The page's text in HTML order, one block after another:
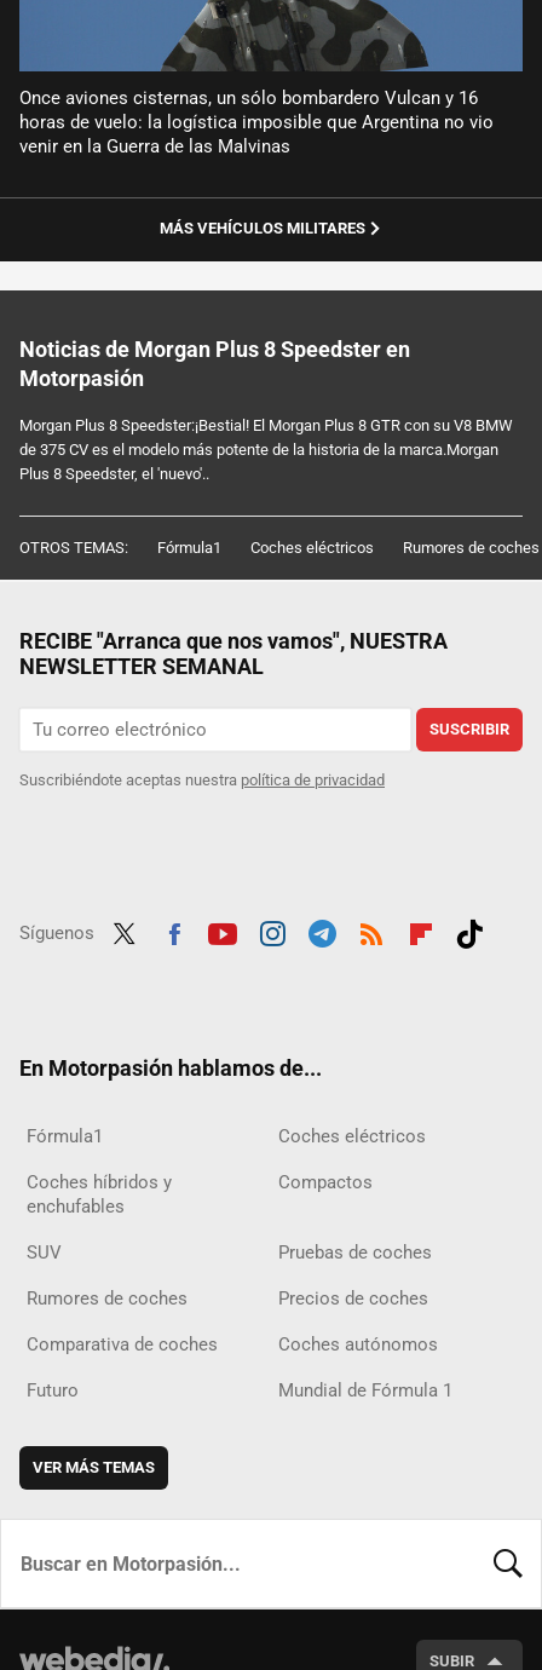
Once aviones cisternas, un sólo bombardero Vulcan y 16
horas de vuelo: la logística imposible que Argentina no vio
venir en la Guerra de las Malvinas
MÁS VEHÍCULOS MILITARES
Noticias de Morgan Plus 8 Speedster en
Motorpasión
Morgan Plus 8 Speedster:¡Bestial! El Morgan Plus 8 GTR con su V8 BMW
de 375 CV es el modelo más potente de la historia de la marca.Morgan
Plus 8 Speedster, el 'nuevo'..
OTROS TEMAS: Fórmula1 Coches eléctricos Rumores de coches
RECIBE "Arranca que nos vamos", NUESTRA
NEWSLETTER SEMANAL
SUSCRIBIR
Suscribiéndote aceptas nuestra política de privacidad
Síguenos
En Motorpasión hablamos de...
Fórmula1 Coches eléctricos
Coches híbridos y
enchufables
Compactos
SUV Pruebas de coches
Rumores de coches Precios de coches
Comparativa de coches Coches autónomos
Futuro Mundial de Fórmula 1
VER MÁS TEMAS
SUBIR